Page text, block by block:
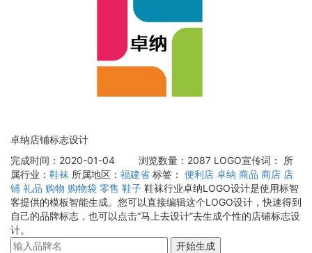
卓纳店铺标志设计
完成时间：2020-01-04
浏览数量：2087 LOGO宣传词：
所
属行业： 鞋袜 所属地区： 福建省 标签： 便利店 卓纳 商品 商店 店
铺 礼品 购物 购物袋 零售 鞋子 鞋袜行业卓纳LOGO设计是使用标智
客提供的模板智能生成。您可以直接编辑这个LOGO设计，快速得到
自己的品牌标志，也可以点击“马上去设计”去生成个性的店铺标志设
计。
开始生成